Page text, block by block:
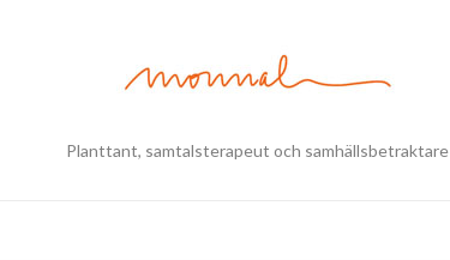
Planttant, samtalsterapeut och samhällsbetraktare